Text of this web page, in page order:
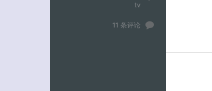
tv
11 条评论